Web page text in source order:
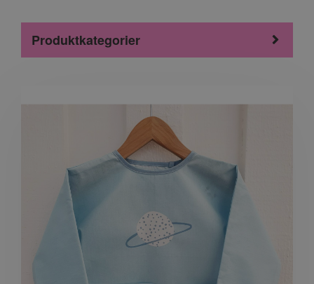
Produktkategorier